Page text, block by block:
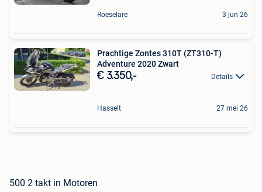
Roeselare 3 jun 26
Prachtige Zontes 310T (ZT310-T)
Adventure 2020 Zwart
€ 3.350,- Details
Hasselt 27 mei 26
500 2 takt in Motoren